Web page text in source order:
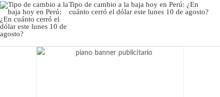
Tipo de cambio a la baja hoy en Perú: ¿En
cuánto cerró el dólar este lunes 10 de agosto?